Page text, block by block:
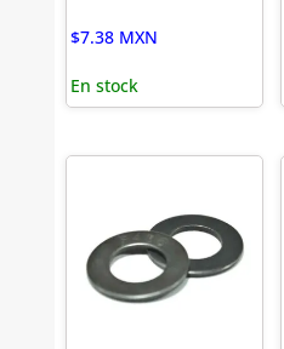
$7.38 MXN
En stock